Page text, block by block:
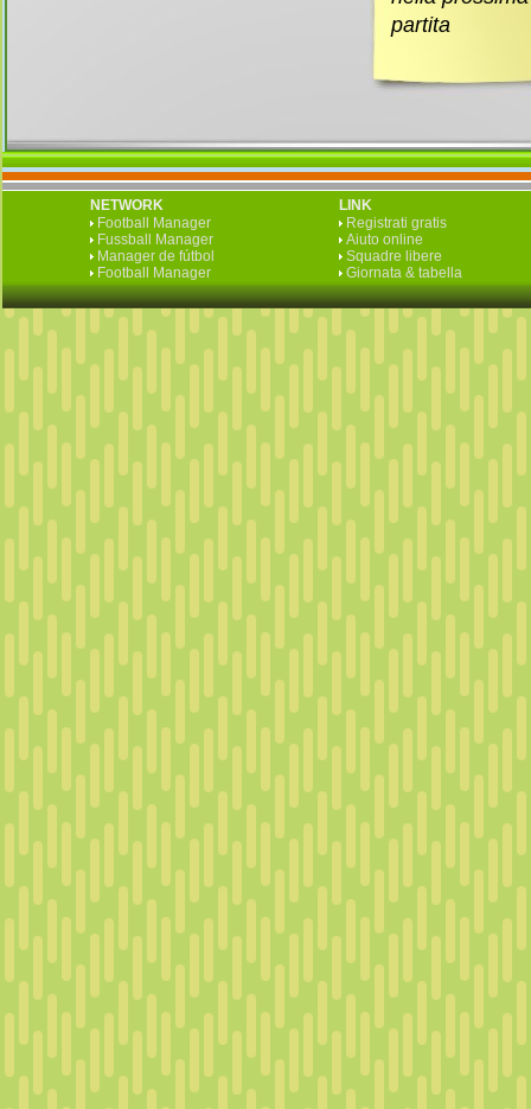
partita
NETWORK
Football Manager
Fussball Manager
Manager de fútbol
Football Manager
LINK
Registrati gratis
Aiuto online
Squadre libere
Giornata & tabella